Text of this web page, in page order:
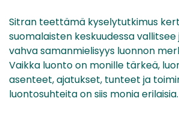
Sitran teettämä kyselytutkimus
suomalaisten keskuudessa
vahva samanmielisyys luonnon
Vaikka luonto on monille tärkeä,
asenteet, ajatukset, tunteet ja
luontosuhteita on siis monia erilaisia.